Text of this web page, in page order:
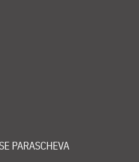
PARASCHEVA